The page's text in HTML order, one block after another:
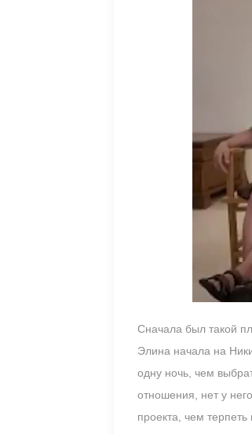
Сначала был такой
Элина начала на
одну ночь, чем
отношения, нет у
проекта, чем